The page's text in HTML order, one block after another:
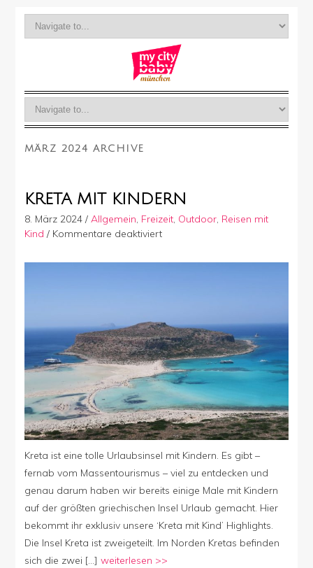
MÄRZ 2024 ARCHIVE
KRETA MIT KINDERN
8. März 2024/ Allgemein, Freizeit, Outdoor, Reisen mit
Kind / Kommentare deaktiviertfür
mit
Kreta ist eine tolle Urlaubsinsel mit Kindern. Es gibt –
fernab vom Massentourismus – viel zu entdecken und
genau darum haben wir bereits einige Male mit Kindern
auf der größten griechischen Insel Urlaub gemacht. Hier
bekommt ihr exklusiv unsere ‘Kreta mit Kind’ Highlights.
Die Insel Kreta ist zweigeteilt. Im Norden Kretas befinden
sich die zwei […] weiterlesen >>